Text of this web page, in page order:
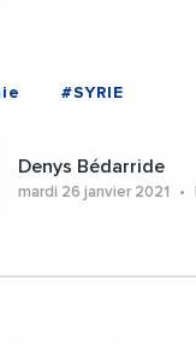
#SYRIE
Denys Bédarride
mardi 26 janvier 2021